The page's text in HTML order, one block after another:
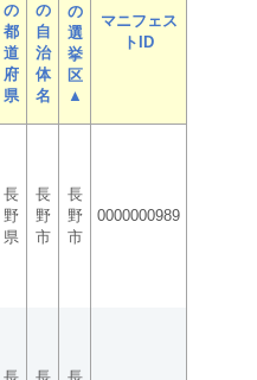
の
都
道
府
県
の
自
治
体
名
の
選
挙
区
▲
マニフェス
トID
長
野
県
長
野
市
長
野
市
0000000989